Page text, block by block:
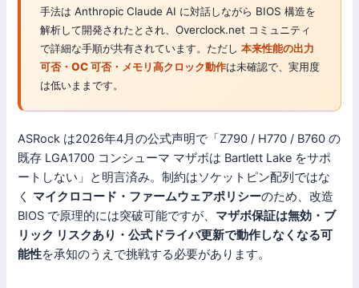
手法は Anthropic Claude AI に対話しながら BIOS 構造を
解析して開発されたとされ、Overclock.net コミュニティ
で詳細な手順が共有されています。ただし本来性能の出力
可否・OC 可否・メモリ高クロック動作は未確認で、実用度
は低いままです。
ASRock は2026年4月の公式声明で「Z790 / H770 / B760 の
既存 LGA1700 コンシューマ マザボは Bartlett Lake をサポ
ートしない」と明言済み。制約はソケットピン配列ではな
く マイクロコード・ファームウェアポリシーのため、改造
BIOS で原理的には突破可能ですが、 マザボ保証は無効・ブ
リック リスクあり・公式ドライバ更新で動作しなくなる可
能性を承知のうえで挑戦する必要があります。